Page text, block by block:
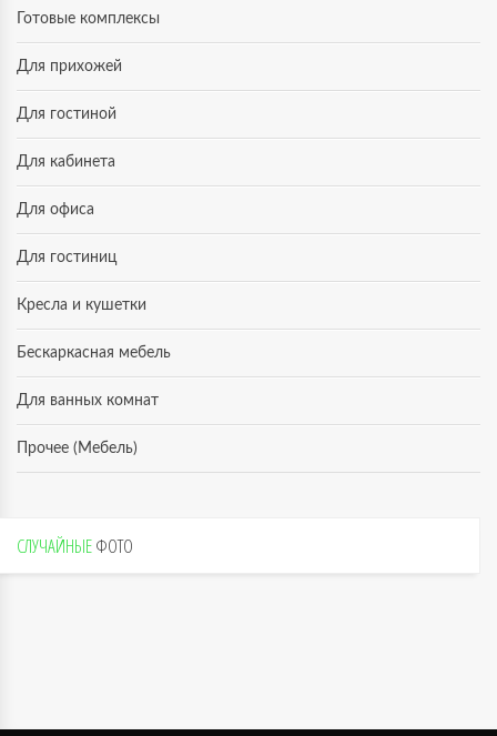
Готовые комплексы
Для прихожей
Для гостиной
Для кабинета
Для офиса
Для гостиниц
Кресла и кушетки
Бескаркасная мебель
Для ванных комнат
Прочее (Мебель)
СЛУЧАЙНЫЕФОТО